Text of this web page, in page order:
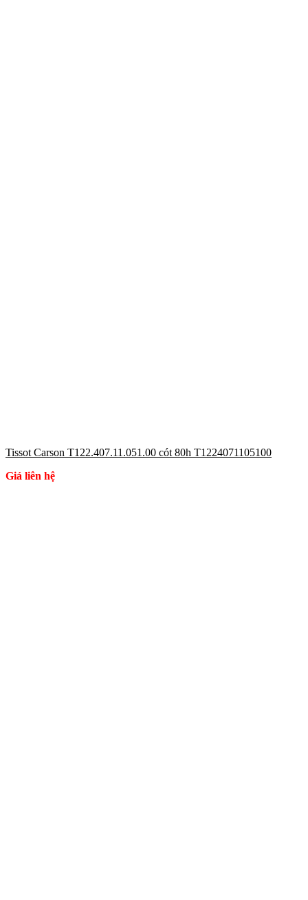
Tissot Carson T122.407.11.051.00 cót 80h T1224071105100
Giá liên hệ